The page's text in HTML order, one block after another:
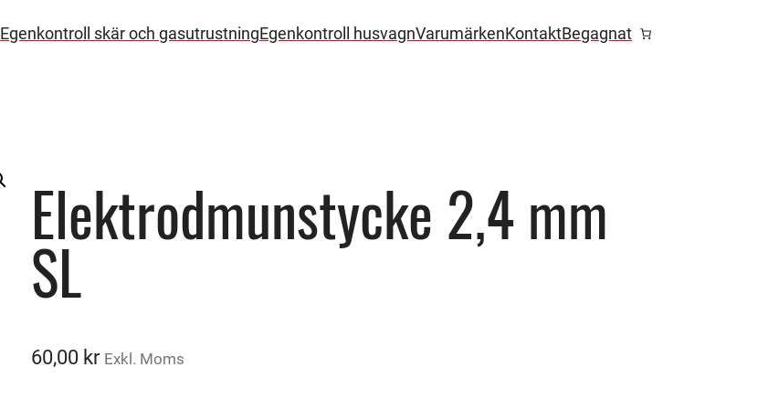
Egenkontroll skär och gasutrustningEgenkontroll husvagnVarumärkenKontaktBegagnat
Elektrodmunstycke 2,4 mm
SL
60,00 kr Exkl. Moms